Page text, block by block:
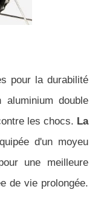
pour la durabilité
double
les chocs. La
d'un moyeu
une meilleure
de vie prolongée.